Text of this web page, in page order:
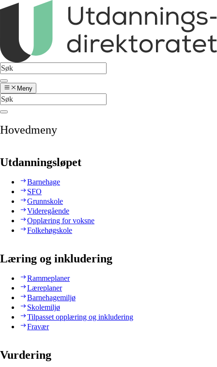
Meny
Hovedmeny
Utdanningsløpet
Barnehage
SFO
Grunnskole
Videregående
Opplæring for voksne
Folkehøgskole
Læring og inkludering
Rammeplaner
Læreplaner
Barnehagemiljø
Skolemiljø
Tilpasset opplæring og inkludering
Fravær
Vurdering